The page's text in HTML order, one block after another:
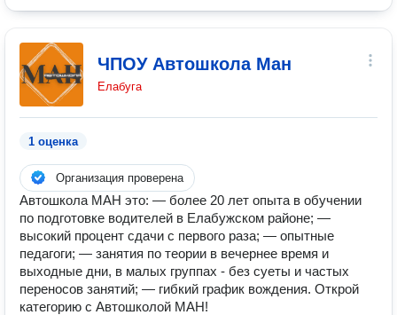
ЧПОУ Автошкола Ман
Елабуга
1 оценка
Организация проверена
Автошкола МАН это: — более 20 лет опыта в обучении
по подготовке водителей в Елабужском районе; —
высокий процент сдачи с первого раза; — опытные
педагоги; — занятия по теории в вечернее время и
выходные дни, в малых группах - без суеты и частых
переносов занятий; — гибкий график вождения. Открой
категорию с Автошколой МАН!